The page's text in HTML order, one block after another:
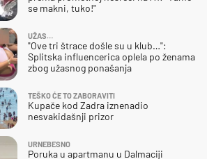
se makni, tuko!"
UŽAS…
"Ove tri štrace došle su u klub…":
Splitska influencerica oplela po ženama
zbog užasnog ponašanja
TEŠKO ĆE TO ZABORAVITI
Kupače kod Zadra iznenadio
nesvakidašnji prizor
URNEBESNO
Poruka u apartmanu u Dalmaciji